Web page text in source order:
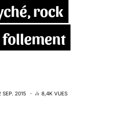
rock
SEP. 2015
8,4K VUES